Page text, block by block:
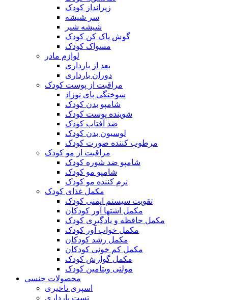
زیرانداز کودک
سر شیشه
شیشه شیر
گوش پاک کن کودک
مسواک کودک
لوازم مادر
بعد از بارداری
دوران بارداری
مراقبت از پوست کودک
سوختگی پای نوزاد
شامپو بدن کودک
شوینده پوست کودک
ضد آفتاب کودک
لوسیون بدن کودک
مرطوب کننده صورت کودک
مراقبت از مو کودک
شامپو ضد شوره کودک
شامپو مو کودک
نرم کننده مو کودک
مکمل غذای کودک
تقویت سیستم ایمنی کودک
مکمل اشتها آور کودکان
مکمل حافظه و یادگیری کودک
مکمل خواب آور کودک
مکمل رشد کودکان
مکمل کم خونی کودکان
مکمل گوارش کودک
مولتی ویتامین کودک
محصولات جنسی
اسپری تاخیری
تست بارداری